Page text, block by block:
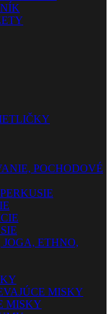
POCHODOVÉ
ETHNO,
MISKY
MISKY